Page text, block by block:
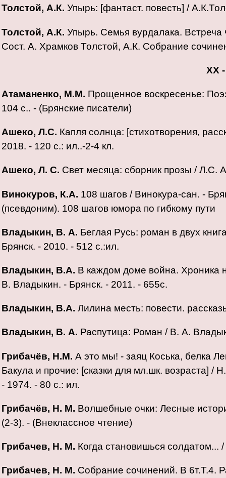
Толстой, А.К. Упырь: [фантаст. повесть] /
Толстой, А.К. Упырь. Семья вурдалака.
Сост. А. Храмков Толстой, А.К. Собрание
XX
Атаманенко, М.М. Прощенное воскресенье:
104 с.. - (Брянские писатели)
Ашеко, Л.С. Капля солнца: [стихотворения,
2018. - 120 с.: ил..-2-4 кл.
Ашеко, Л. С. Свет месяца: сборник прозы / Л.С.
Винокуров, К.А. 108 шагов / Винокура-сан. -
(псевдоним). 108 шагов юмора по гибкому пути
Владыкин, В. А. Беглая Русь: роман в двух
Брянск. - 2010. - 512 с.:ил.
Владыкин, В.А. В каждом доме война. Хроника
В. Владыкин. - Брянск. - 2011. - 655с.
Владыкин, В.А. Лилина месть: повести.
Владыкин, В. А. Распутица: Роман / В. А.
Грибачёв, Н.М. А это мы! - заяц Коська, белка
Бакула и прочие: [сказки для мл.шк. возраста]
- 1974. - 80 с.: ил.
Грибачёв, Н. М. Волшебные очки: Лесные
(2-3). - (Внеклассное чтение)
Грибачев, Н. М. Когда становишься
Грибачев, Н. М. Собрание сочинений. В 6т.Т.4.